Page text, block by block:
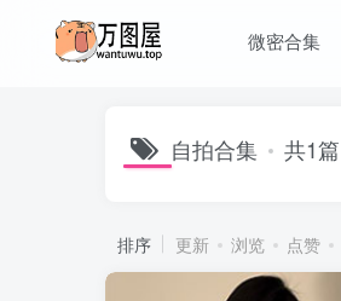
微密合集
自拍合集 共1篇
排序 更新 浏览 点赞